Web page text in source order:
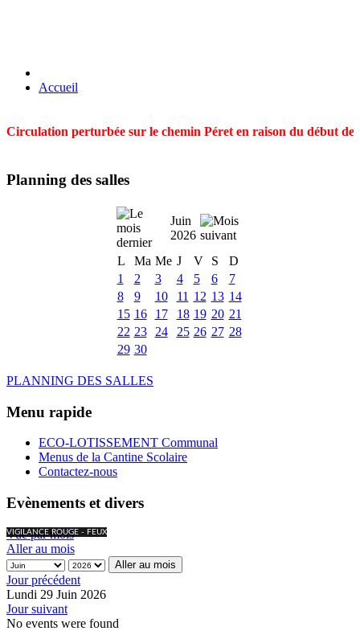
Accueil
Circulation perturbée sur le chemin Péret en raison du début
Planning des salles
Juin
2026
L
Ma Me J V S
D
1
2 3 4 5 6
7
8
9 10 11 12 13 14
15 16 17 18 19 20 21
22 23 24 25 26 27 28
29 30
PLANNING DES SALLES
Menu rapide
ECO-LOTISSEMENT Communal
Menus de la Cantine Scolaire
Contactez-nous
Evènements et divers
VIGILANCE ROUGE - FEUX
Vue par mois
Aller au mois
Aller au mois
Jour précédent
Lundi 29 Juin 2026
Jour suivant
No events were found